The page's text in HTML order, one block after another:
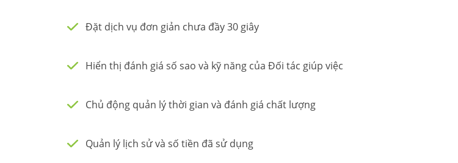
Đặt dịch vụ đơn giản chưa đầy 30 giây
Hiển thị đánh giá số sao và kỹ năng của Đối tác giúp việc
Chủ động quản lý thời gian và đánh giá chất lượng
Quản lý lịch sử và số tiền đã sử dụng